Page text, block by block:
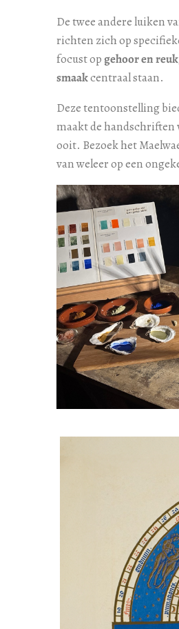
De twee andere luiken
richten zich op
focust op gehoor en
smaakcentraal staan.
Deze tentoonstelling
maakt de handschriften
ooit. Bezoek het
van weleer op een